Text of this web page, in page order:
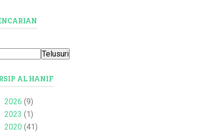
AL HANIF
2026 (9)
2023 (1)
2020 (41)